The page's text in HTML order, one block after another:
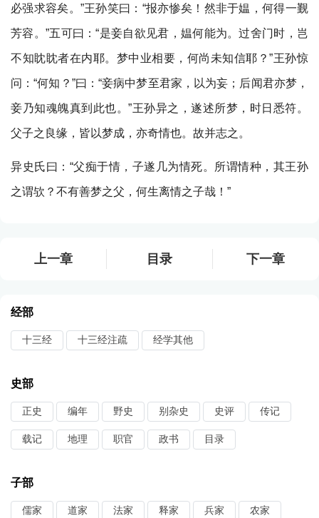
必强求容矣。”王孙笑曰：“报亦惨矣！然非于媪，何得一觐
芳容。”五可曰：“是妾自欲见君，媪何能为。过舍门时，岂
不知眈眈者在内耶。梦中业相要，何尚未知信耶？”王孙惊
问：“何知？”曰：“妾病中梦至君家，以为妄；后闻君亦梦，
妾乃知魂魄真到此也。”王孙异之，遂述所梦，时日悉符。
父子之良缘，皆以梦成，亦奇情也。故并志之。
异史氏曰：“父痴于情，子遂几为情死。所谓情种，其王孙
之谓欤？不有善梦之父，何生离情之子哉！”
上一章 目录 下一章
经部
十三经 十三经注疏 经学其他
史部
正史 编年 野史 别杂史 史评 传记
载记 地理 职官 政书 目录
子部
儒家 道家 法家 释家 兵家 农家